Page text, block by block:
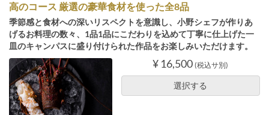
高のコース 厳選の豪華食材を使った全8品
季節感と食材への深いリスペクトを意識し、小野シェフが作りあ
げるお料理の数々、1品1品にこだわりを込めて丁寧に仕上げた一
皿のキャンパスに盛り付けられた作品をお楽しみいただけます。
¥ 16,500 (税込サ別)
選択する